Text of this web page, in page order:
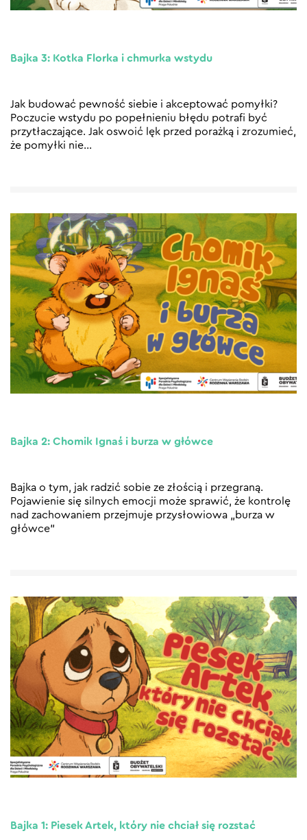
Bajka 3: Kotka Florka i chmurka wstydu
Jak budować pewność siebie i akceptować pomyłki?
Poczucie wstydu po popełnieniu błędu potrafi być
przytłaczające. Jak oswoić lęk przed porażką i zrozumieć,
że pomyłki nie…
Bajka 2: Chomik Ignaś i burza w główce
Bajka o tym, jak radzić sobie ze złością i przegraną.
Pojawienie się silnych emocji może sprawić, że kontrolę
nad zachowaniem przejmuje przysłowiowa „burza w
główce”
Bajka 1: Piesek Artek, który nie chciał się rozstać